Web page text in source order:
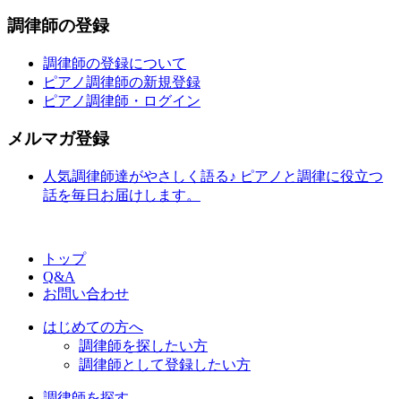
調律師の登録
調律師の登録について
ピアノ調律師の新規登録
ピアノ調律師・ログイン
メルマガ登録
人気調律師達がやさしく語る♪ ピアノと調律に役立つ
話を毎日お届けします。
トップ
Q&A
お問い合わせ
はじめての方へ
調律師を探したい方
調律師として登録したい方